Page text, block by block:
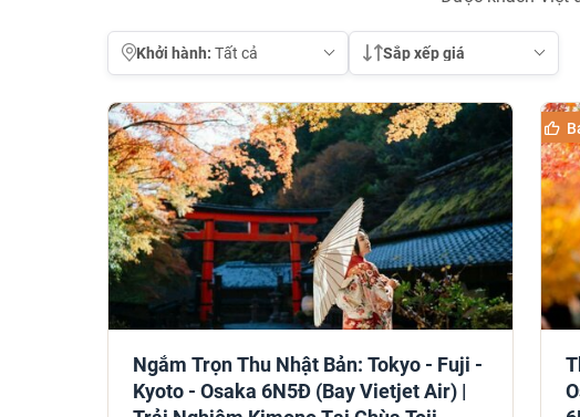
Khởi hành: Sắp xếp giá
Ngắm Trọn Thu Nhật Bản: Tokyo - Fuji -
Kyoto - Osaka 6N5Đ (Bay Vietjet Air) |